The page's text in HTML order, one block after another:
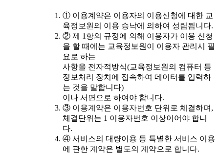
① 이용계약은 이용자의 이용신청에 대한 교
육정보원의 이용 승낙에 의하여 성립됩니다.
② 제 1항의 규정에 의해 이용자가 이용 신청
을 할 때에는 교육정보원이 이용자 관리시 필
요로 하는
사항을 전자적방식(교육정보원의 컴퓨터 등
정보처리 장치에 접속하여 데이터를 입력하
는 것을 말합니다)
이나 서면으로 하여야 합니다.
③ 이용계약은 이용자번호 단위로 체결하며,
체결단위는 1 이용자번호 이상이어야 합니
다.
④ 서비스의 대량이용 등 특별한 서비스 이용
에 관한 계약은 별도의 계약으로 합니다.